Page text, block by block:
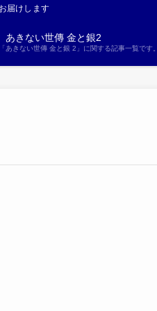
届けします
あきない世傳 金と銀2
あきない世傳 金と銀 2」に関する記事一覧です。